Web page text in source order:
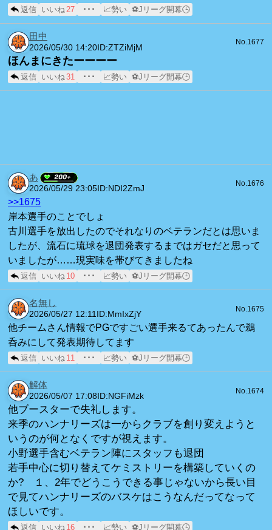
返信 いいね 27 ･･･ 📈勢い ⚽Jリーグ開幕🕒
田中
2026/05/30 14:20 ID:ZTZiMjM
No.1677
ほんまにきたーーーー
返信 いいね 31 ･･･ 📈勢い ⚽Jリーグ開幕🕒
あ
2026/05/29 23:05 ID:NDI2ZmJ
No.1676
>>1675
岸本選手のことでしょ
古川選手を放出したのでそれなりのベテランだとは思いま
したが、流石に琉球を退団発表するまではガセだと思って
いましたが……現実味を帯びてきましたね
返信 いいね 10 ･･･ 📈勢い ⚽Jリーグ開幕🕒
名無し
2026/05/27 12:11 ID:MmIxZjY
No.1675
他チームさん情報でPGですごい選手来るてあったんで鵜
呑みにして発表期待してます
返信 いいね 11 ･･･ 📈勢い ⚽Jリーグ開幕🕒
解体
2026/05/07 17:08 ID:NGFiMzk
No.1674
他ブースターで失礼します。
来季のハンナリーズは一からクラブを創り変えようと
いうのが何となくですが視えます。
小野選手含むベテラン陣にスタッフも退団
若手中心に切り替えてケミストリーを構築していくの
か? １、2年でどうこうできる事じゃないから長い目
で見てハンナリーズのバスケはこうなんだってなって
ほしいです。
返信 いいね 16 ･･･ 📈勢い ⚽Jリーグ開幕🕒